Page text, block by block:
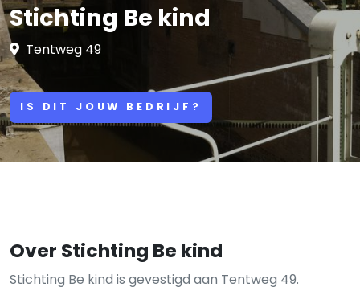
Stichting Be kind
Tentweg 49
IS DIT JOUW BEDRIJF?
Over Stichting Be kind
Stichting Be kind is gevestigd aan Tentweg 49.